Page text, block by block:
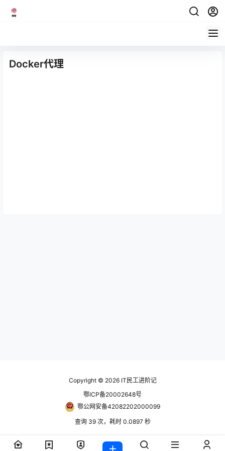
Docker代理
Copyright © 2026IT民工进阶记
鄂ICP备20002648号
鄂公网安备42082202000099
查询 39 次，耗时 0.0897 秒